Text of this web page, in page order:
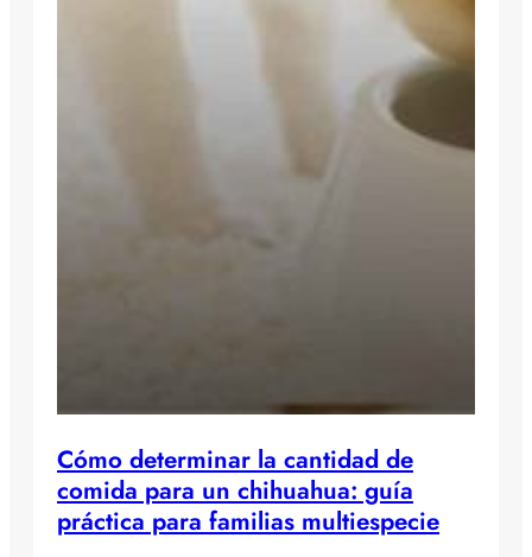
Cómo determinar la cantidad de
comida para un chihuahua: guía
práctica para familias multiespecie